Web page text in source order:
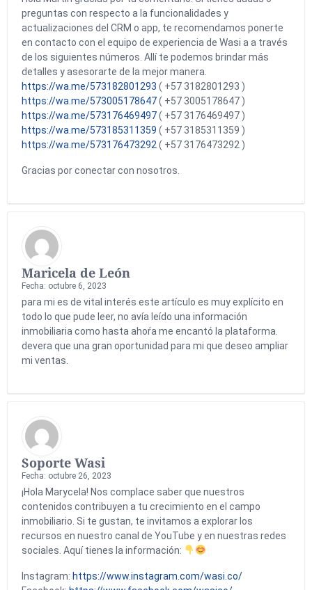
preguntas con respecto a la funcionalidades y
actualizaciones del CRM o app, te recomendamos ponerte
en contacto con el equipo de experiencia de Wasi a a través
de los siguientes números. Allí te podemos brindar más
detalles y asesorarte de la mejor manera.
https://wa.me/573182801293 ( +57 3182801293 )
https://wa.me/573005178647( +57 3005178647 )
https://wa.me/573176469497( +57 3176469497 )
https://wa.me/573185311359 ( +57 3185311359 )
https://wa.me/573176473292 ( +57 3176473292 )
Gracias por conectar con nosotros.
Maricela de León
Fecha: octubre 6, 2023
para mi es de vital interés este artículo es muy explícito en
todo lo que pude leer, no avía leído una información
inmobiliaria como hasta ahoŕa me encantó la plataforma.
devera que una gran oportunidad para mi que deseo ampliar
mi ventas.
Soporte Wasi
Fecha: octubre 26, 2023
¡Hola Marycela! Nos complace saber que nuestros
contenidos contribuyen a tu crecimiento en el campo
inmobiliario. Si te gustan, te invitamos a explorar los
recursos en nuestro canal de YouTube y en nuestras redes
sociales. Aquí tienes la información:
Instagram: https://www.instagram.com/wasi.co/